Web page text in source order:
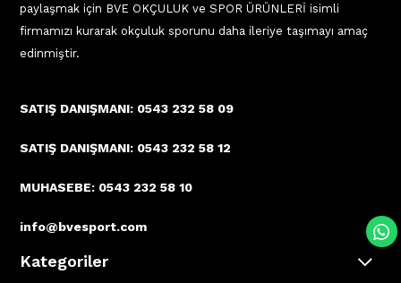
paylaşmak için BVE OKÇULUK ve SPOR ÜRÜNLERİ isimli
firmamızı kurarak okçuluk sporunu daha ileriye taşımayı amaç
edinmiştir.
SATIŞ DANIŞMANI: 0543 232 58 09
SATIŞ DANIŞMANI: 0543 232 58 12
MUHASEBE: 0543 232 58 10
info@bvesport.com
Kategoriler